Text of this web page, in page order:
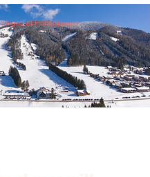
Skigebiet Hohentauern